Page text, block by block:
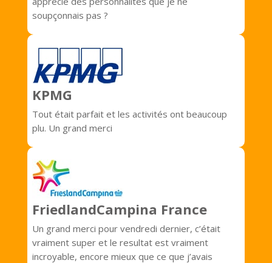
soupçonnais pas ?
KPMG
Tout était parfait et les activités ont beaucoup
plu. Un grand merci
FriedlandCampina France
Un grand merci pour vendredi dernier, c’était
vraiment super et le resultat est vraiment
incroyable, encore mieux que ce que j’avais